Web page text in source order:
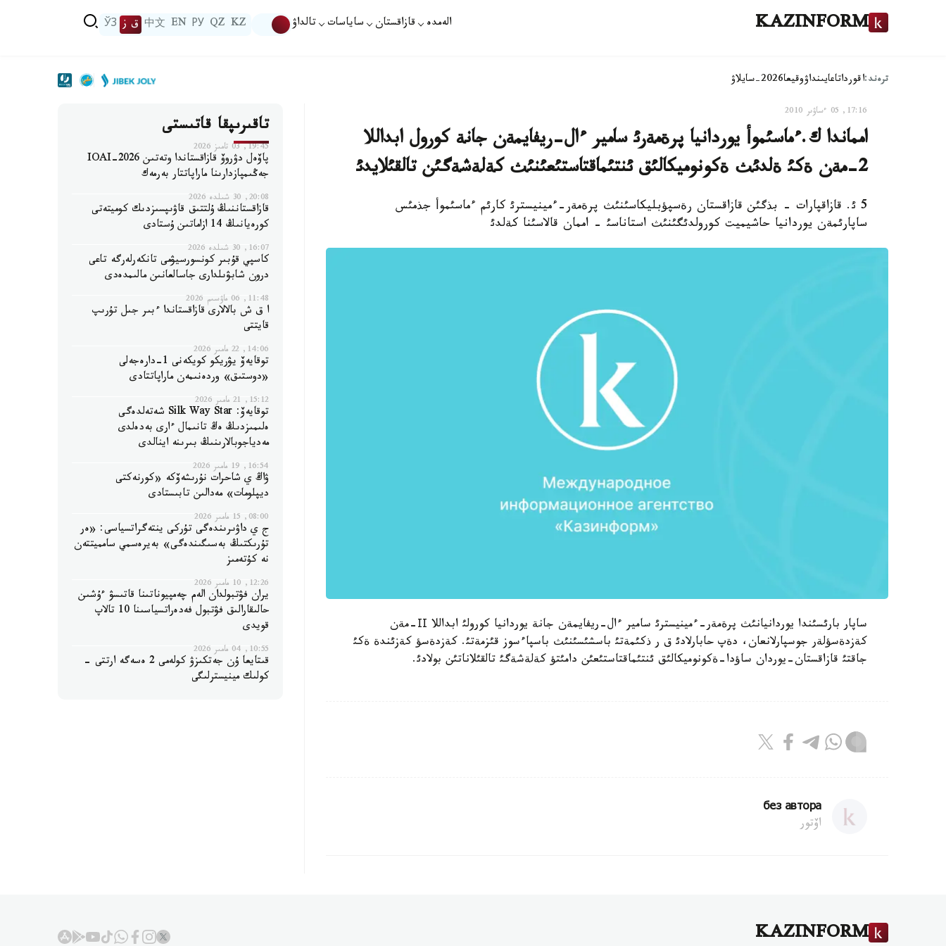
KAZINFORM الەمدە قازاقستان ساياسات تالداۋ KZ
QZ
РУ
EN
中文 ق ز ЎЗ
ترەند:اقورداتاعايىنداۋوقيعا2026-سايلاۋ
17:16, 05 ءساۋىر 2010
امماندا ك.ءماسئموأ يوردانيا پرةمةرئ سامير ءال-ريفايمةن جانة كورول ابداللا
2-مةن ةكئ ةلدئث ةكونوميكالئق ئنتئماقتاستئعئنئث كةلةشةگئن تالقئلايدئ
5 ئ. قازاقپارات - بذگئن قازاقستان رةسپؤبليكاسئنئث پرةمةر-ءمينيسترئ كارئم ءماسئموأ جذمئس
ساپارئمةن يوردانيا حاشيميت كورولدئگئنئث استاناسئ - اممان قالاسئنا كةلدئ
ساپار بارئسئندا يوردانيانئث پرةمةر-ءمينيسترئ سامير ءال-ريفايمةن جانة يوردانيا كورولئ ابداللا ІІ-مةن
كةزدةسؤلةر جوسپارلانعان، دةپ حابارلادئ ق ر ذكئمةتئ باسشئسئنئث باسپاءسوز قئزمةتئ. كةزدةسؤ كةزئندة ةكئ
جاقتئ قازاقستان-يوردان ساؤدا-ةكونوميكالئق ئنتئماقتاستئعئن دامئتؤ كةلةشةگئ تالقئلاناتئن بولادئ.
без автора
اۆتور
تاقىرىپقا قاتىستى
19:45, 03 تامىز 2026
پاۆەل دۋروۆ قازاقستاندا وتەتىن IOAI-2026
جەڭىمپازدارىنا ماراپاتتار بەرمەك
20:08, 30 شىلدە 2026
قازاقستاننىڭ ۇلتتىق قاۋىپسىزدىك كوميتەتى
كورەيانىڭ 14 ازاماتىن ۇستادى
16:07, 30 شىلدە 2026
كاسپي قۇبىر كونسورسيۋمى تانكەرلەرگە تاعى
درون شابۋىلدارى جاسالعانىن مالىمدەدى
11:48, 06 ماۋسىم 2026
ا ق ش بالالارى قازاقستاندا ءبىر جىل تۇرىپ
قايتتى
14:06, 22 مامىر 2026
توقايەۆ يۋريكو كويكەنى 1-دارەجەلى
«دوستىق» وردەنىمەن ماراپاتتادى
15:12, 21 مامىر 2026
توقايەۆ: Silk Way Star شەتەلدەگى
ەلىمىزدىڭ ەڭ تانىمال ءارى بەدەلدى
مەدياجوبالارىنىڭ بىرىنە اينالدى
16:54, 19 مامىر 2026
ۋاڭ ي شاحرات نۇرىشەۆكە «كورنەكتى
ديپلومات» مەدالىن تابىستادى
08:00, 15 مامىر 2026
ج ي داۋىرىندەگى تۇركى ينتەگراتسياسى: «ەر
تۇرىكتىڭ بەسىگىندەگى» بەيرەسمي سامميتتەن
نە كۇتەمىز
12:26, 10 مامىر 2026
يران فۋتبولدان الەم چەمپيوناتىنا قاتىسۋ ءۇشىن
حالىقارالىق فۋتبول فەدەراتسياسىنا 10 تالاپ
قويدى
10:55, 04 مامىر 2026
قىتايعا ۇن جەتكىزۋ كولەمى 2 ەسەگە ارتتى -
كولىك مينيسترلىگى
KAZINFORM